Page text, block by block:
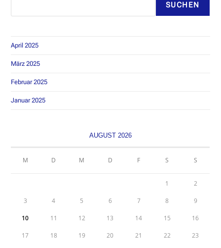
SUCHEN
April 2025
März 2025
Februar 2025
Januar 2025
AUGUST 2026
M D M D F S S
1 2
3 4 5 6 7 8 9
10 11 12 13 14 15 16
17 18 19 20 21 22 23